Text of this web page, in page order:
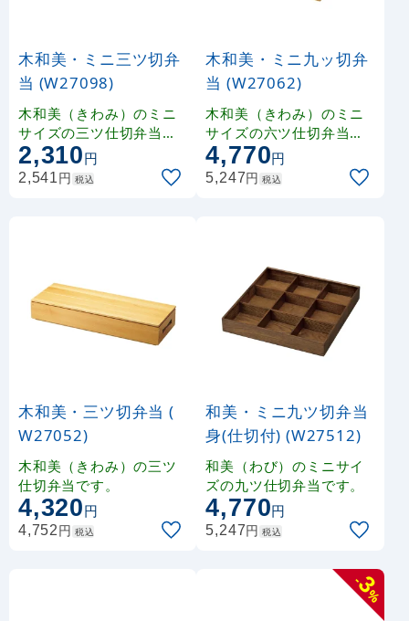
木和美・ミニ三ツ切弁
当 (W27098)
木和美（きわみ）のミニ
サイズの三ツ仕切弁当で
す。 収納に便利な積み
重ね仕様
2,310円
2,541円 税込
木和美・ミニ九ッ切弁
当 (W27062)
木和美（きわみ）のミニ
サイズの六ツ仕切弁当で
す。 収納に便利な積み
重ね仕様
4,770円
5,247円 税込
木和美・三ツ切弁当 (
W27052)
木和美（きわみ）の三ツ
仕切弁当です。
4,320円
4,752円 税込
和美・ミニ九ツ切弁当
身(仕切付) (W27512)
和美（わび）のミニサイ
ズの九ツ仕切弁当です。
4,770円
5,247円 税込
-
3
%